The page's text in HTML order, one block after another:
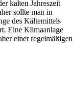
kalten Jahreszeit
sollte man in
des Kältemittels
Eine Klimaanlage
einer regelmäßigen